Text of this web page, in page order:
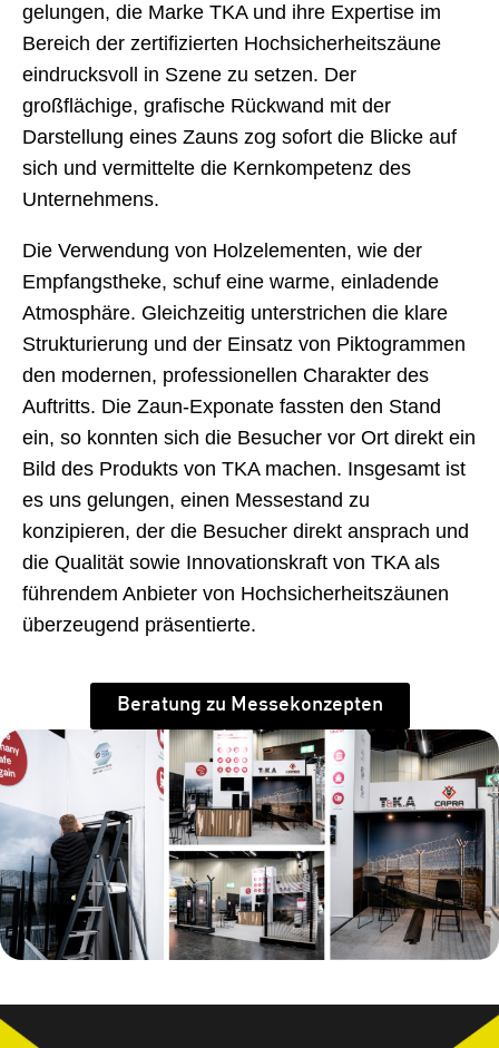
gelungen, die Marke TKA und ihre Expertise im
Bereich der zertifizierten Hochsicherheitszäune
eindrucksvoll in Szene zu setzen. Der
großflächige, grafische Rückwand mit der
Darstellung eines Zauns zog sofort die Blicke auf
sich und vermittelte die Kernkompetenz des
Unternehmens.
Die Verwendung von Holzelementen, wie der
Empfangstheke, schuf eine warme, einladende
Atmosphäre. Gleichzeitig unterstrichen die klare
Strukturierung und der Einsatz von Piktogrammen
den modernen, professionellen Charakter des
Auftritts. Die Zaun-Exponate fassten den Stand
ein, so konnten sich die Besucher vor Ort direkt ein
Bild des Produkts von TKA machen. Insgesamt ist
es uns gelungen, einen Messestand zu
konzipieren, der die Besucher direkt ansprach und
die Qualität sowie Innovationskraft von TKA als
führendem Anbieter von Hochsicherheitszäunen
überzeugend präsentierte.
Beratung zu Messekonzepten